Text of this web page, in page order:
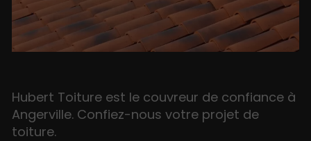
Hubert Toiture est le couvreur de confiance à
Angerville. Confiez-nous votre projet de
toiture.